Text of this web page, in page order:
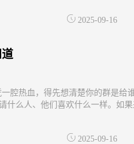
2025-09-16
腔热血，得先想清楚你的群是给
什么人、他们喜欢什么一样。如果
2025-09-16